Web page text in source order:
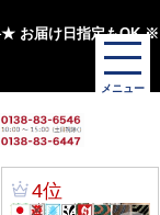
お届け日指定もOK ※